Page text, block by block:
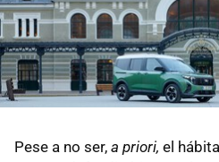
Pese a no ser, a priori, el